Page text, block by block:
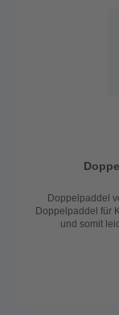
Doppelpaddel
Doppelpaddel für
und somit